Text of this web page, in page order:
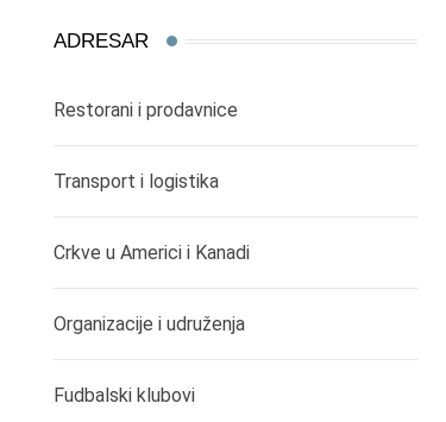
ADRESAR
Restorani i prodavnice
Transport i logistika
Crkve u Americi i Kanadi
Organizacije i udruženja
Fudbalski klubovi